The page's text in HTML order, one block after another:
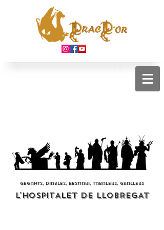
gegants, diables, bestiari, tabalers, grallers
L'HOSPITALET DE LLOBREGAT